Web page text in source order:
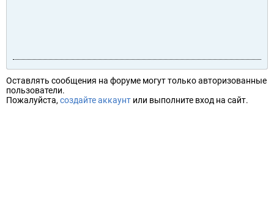
Оставлять сообщения на форуме могут только авторизованные
пользователи.
Пожалуйста, создайте аккаунт или выполните вход на сайт.